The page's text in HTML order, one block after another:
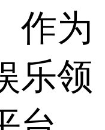
作为
乐领